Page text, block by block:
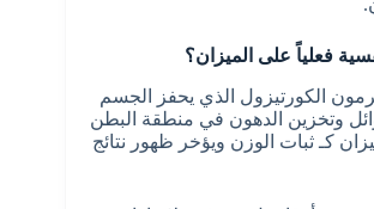
فعلياً على الميزان؟
الكورتيزول الذي يحفز الجسم
وتخزين الدهون في منطقة البطن
كـ ثبات الوزن ويؤخر ظهور نتائج